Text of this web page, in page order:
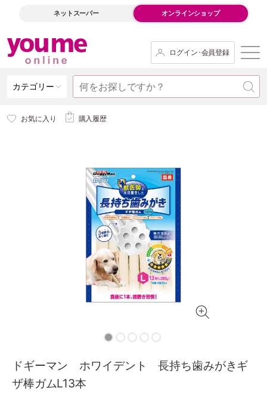
ネットスーパー オンラインショップ
ログイン･会員登録
カテゴリー
お気に入り 購入履歴
ドギーマン ホワイデント 長持ち歯みがきギ
ザ棒ガムL13本